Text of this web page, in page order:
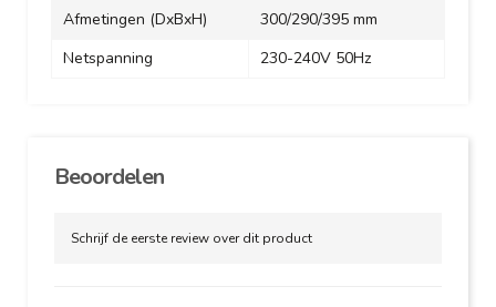
Afmetingen (DxBxH)
300/290/395 mm
Netspanning
230-240V 50Hz
Beoordelen
Schrijf de eerste review over dit product